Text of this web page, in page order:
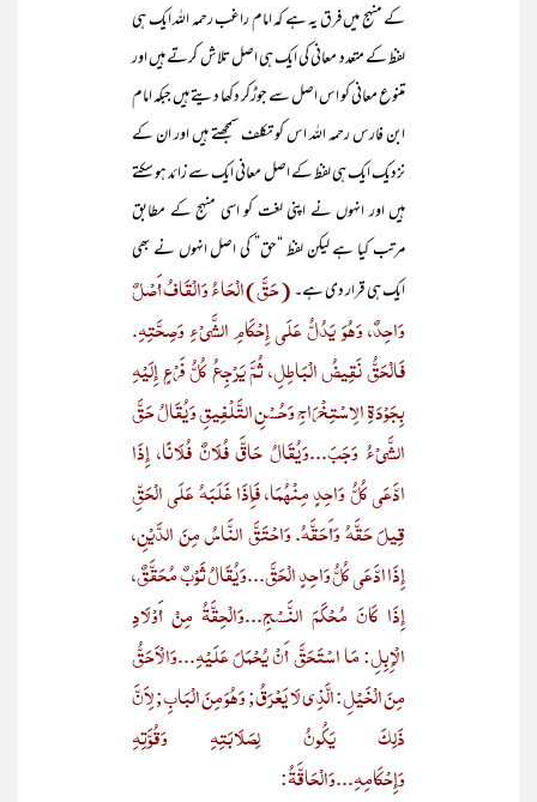
کے منہج میں فرق یہ ہے کہ امام راغب رحمہ اللہ ایک ہی
لفظ کے متعدد معانی کی ایک ہی اصل تلاش کرتے ہیں اور
متنوع معانی کو اس اصل سے جوڑکر دکھا دیتے ہیں جبکہ امام
ابن فارس رحمہ اللہ اس کو تکلف سمجھتے ہیں اور ان کے
نزدیک ایک ہی لفظ کے اصل معانی ایک سے زائد ہو سکتے
ہیں اور انہوں نے اپنی لغت کو اسی منہج کے مطابق
مرتب کیا ہے لیکن لفظ “حق” کی اصل انہوں نے بھی
ایک ہی قرار دی ہے۔(حَقَّ) الْحَاءُ وَالْقَافُ أَصْلٌ
وَاحِدٌ، وَهُوَ يَدُلُّ عَلَى إِحْكَامِ الشَّيْءِ وَصِحَّتِهِ.
فَالْحَقُّ نَقِيضُ الْبَاطِلِ، ثُمَّ يَرْجِعُ كُلُّ فَرْعٍ إِلَيْهِ
بِجَوْدَةِ الِاسْتِخْرَاجِ وَحُسْنِ التَّلْفِيقِ وَيُقَالُ حَقَّ
الشَّيْءُ وَجَبَ...وَيُقَالُ حَاقَّ فُلَانٌ فُلَانًا، إِذَا
ادَّعَى كُلُّ وَاحِدٍ مِنْهُمَا، فَإِذَا غَلَبَهُ عَلَى الْحَقِّ
قِيلَ حَقَّهُ وَأَحَقَّهُ. وَاحْتَقَّ النَّاسُ مِنَ الدَّيْنِ،
إِذَا ادَّعَى كُلُّ وَاحِدٍ الْحَقَّ...وَيُقَالُ ثَوْبٌ مُحَقَّقٌ،
إِذَا كَانَ مُحْكَمَ النَّسْجِ...وَالْحِقَّةُ مِنْ أَوْلَادِ
الْإِبِلِ: مَا اسْتَحَقَّ أَنْ يُحْمَلَ عَلَيْهِ...وَالْأَحَقُّ
مِنَ الْخَيْلِ: الَّذِي لَا يَعْرَقُ; وَهُوَ مِنَ الْبَابِ; لِأَنَّ
ذَلِكَ يَكُونُ لِصَلَابَتِهِ وَقُوَّتِهِ
وَإِحْكَامِهِ...وَالْحَاقَّةُ: